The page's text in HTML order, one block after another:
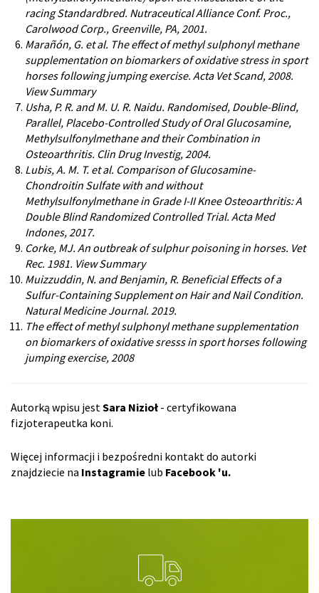
racing Standardbred. Nutraceutical Alliance Conf. Proc.,
Carolwood Corp., Greenville, PA, 2001.
Marañón, G. et al. The effect of methyl sulphonyl methane
supplementation on biomarkers of oxidative stress in sport
horses following jumping exercise. Acta Vet Scand, 2008.
View Summary
Usha, P. R. and M. U. R. Naidu. Randomised, Double-Blind,
Parallel, Placebo-Controlled Study of Oral Glucosamine,
Methylsulfonylmethane and their Combination in
Osteoarthritis. Clin Drug Investig, 2004.
Lubis, A. M. T. et al. Comparison of Glucosamine-
Chondroitin Sulfate with and without
Methylsulfonylmethane in Grade I-II Knee Osteoarthritis: A
Double Blind Randomized Controlled Trial. Acta Med
Indones, 2017.
Corke, MJ. An outbreak of sulphur poisoning in horses. Vet
Rec. 1981. View Summary
Muizzuddin, N. and Benjamin, R. Beneficial Effects of a
Sulfur-Containing Supplement on Hair and Nail Condition.
Natural Medicine Journal. 2019.
The effect of methyl sulphonyl methane supplementation
on biomarkers of oxidative sresss in sport horses following
jumping exercise, 2008
Autorką wpisu jestSara Nizioł- certyfikowana
fizjoterapeutka koni.
Więcej informacji i bezpośredni kontakt do autorki
znajdziecie na Instagramie lub Facebook 'u.